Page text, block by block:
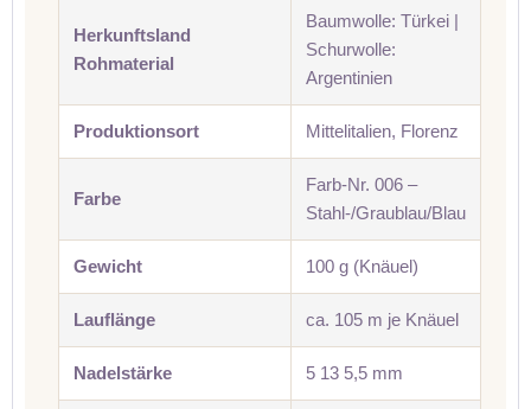
Herkunftsland
Rohmaterial
Baumwolle: Türkei |
Schurwolle:
Argentinien
Produktionsort Mittelitalien, Florenz
Farbe
Farb-Nr. 006 –
Stahl-/Graublau/Blau
Gewicht 100 g (Knäuel)
Lauflänge ca. 105 m je Knäuel
Nadelstärke 5 13 5,5 mm